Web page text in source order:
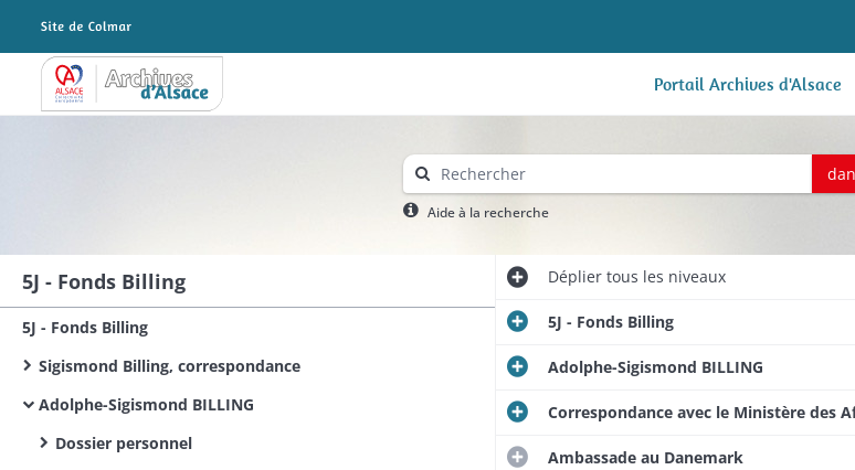
Archives Alsace - Colmar Portail Archives d'Alsace
Aide à la recherche
5J - Fonds Billing
5J - Fonds Billing
Sigismond Billing, correspondance
Adolphe-Sigismond BILLING
Dossier personnel
Dépliertous les niveaux
5J - Fonds Billing
Adolphe-Sigismond BILLING
Correspondance avec le Ministère des
Ambassade au Danemark